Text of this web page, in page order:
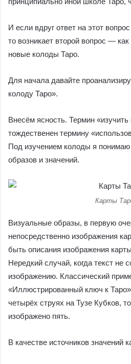
И если вдруг ответ на этот
то возникает второй вопрос —
новые колоды Таро.
Для начала давайте
колоду Таро».
Внесём ясность. Термин «изучить
тождественен термину
Под изучением колоды я
образов и значений.
Карты
Визуальные образы, в первую
непосредственно изображения
быть описания изображения
Нередкий случай, когда текст не
изображению. Классический
«Иллюстрированный ключ к
четырёх струях на Тузе Кубков,
изображено пять.
В качестве источников значений